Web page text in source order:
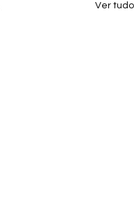
Ver tudo